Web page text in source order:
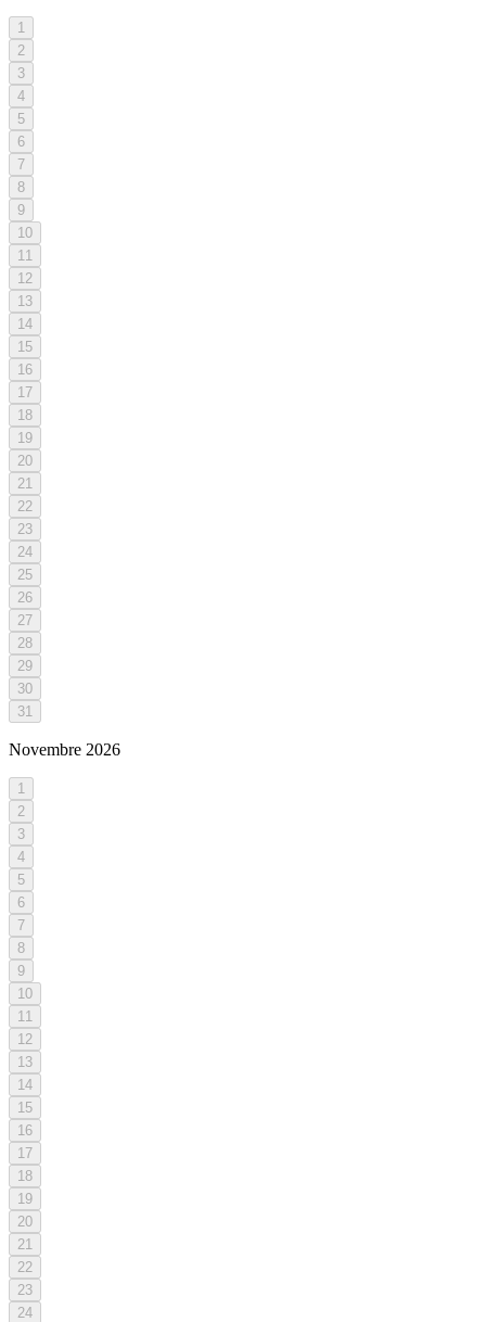
1
2
3
4
5
6
7
8
9
10
11
12
13
14
15
16
17
18
19
20
21
22
23
24
25
26
27
28
29
30
31
Novembre 2026
1
2
3
4
5
6
7
8
9
10
11
12
13
14
15
16
17
18
19
20
21
22
23
24